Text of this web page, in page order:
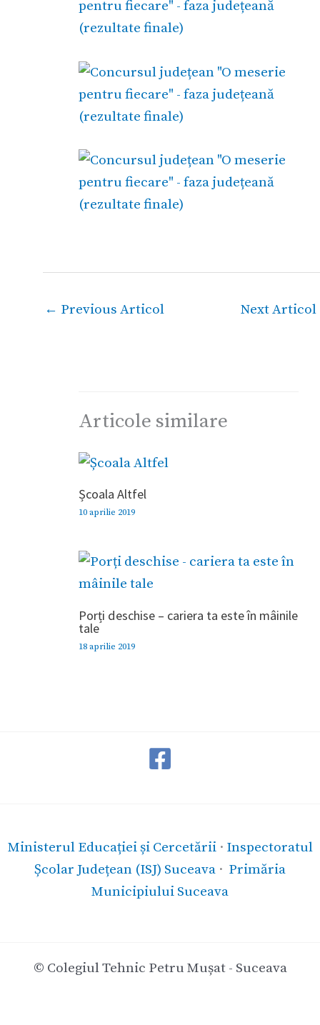
← Previous Articol Next Articol
Articole similare
Școala Altfel
10 aprilie 2019
Porți deschise – cariera ta este în mâinile
tale
18 aprilie 2019
Ministerul Educației și Cercetării· Inspectoratul
Școlar Județean (ISJ) Suceava · Primăria
Municipiului Suceava
© Colegiul Tehnic Petru Mușat - Suceava